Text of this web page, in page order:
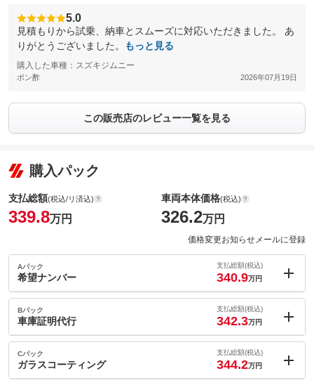
5.0
見積もりから試乗、納車とスムーズに対応いただきました。 あ
りがとうございました。
もっと見る
購入した車種：スズキジムニー
ポン酢 2026年07月19日
この販売店のレビュー一覧を見る
購入パック
支払総額(税込/リ済込)
339.8万円
車両本体価格(税込)
326.2万円
価格変更お知らせメールに登録
Aパック
希望ナンバー
支払総額(税込)
340.9万円
内：オプシ
ョン価格
(税込)
車両本体価
326.2万円
Bパック
車庫証明代行
支払総額(税込)
342.3万円
内：オプシ
ョン価格
(税込)
車両本体価
Cパック
ガラスコーティング
支払総額(税込)
344.2万円